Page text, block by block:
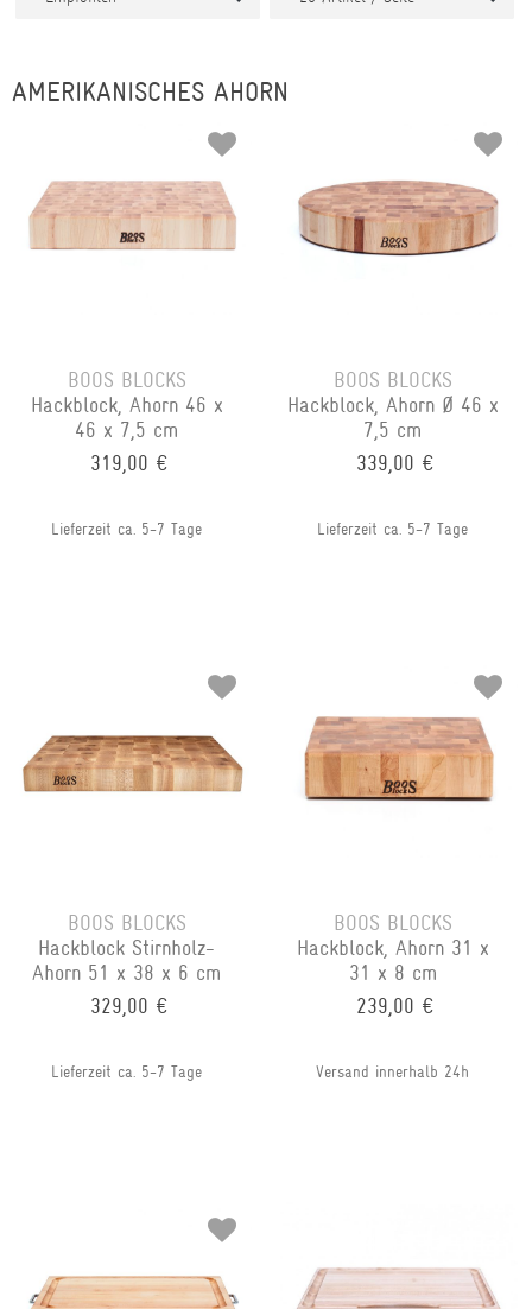
AMERIKANISCHES AHORN
BOOS BLOCKS
Hackblock, Ahorn 46 x
46 x 7,5 cm
319,00 €
Lieferzeit ca. 5-7 Tage
BOOS BLOCKS
Hackblock, Ahorn Ø 46 x
7,5 cm
339,00 €
Lieferzeit ca. 5-7 Tage
BOOS BLOCKS
Hackblock Stirnholz-
Ahorn 51 x 38 x 6 cm
329,00 €
Lieferzeit ca. 5-7 Tage
BOOS BLOCKS
Hackblock, Ahorn 31 x
31 x 8 cm
239,00 €
Versand innerhalb 24h